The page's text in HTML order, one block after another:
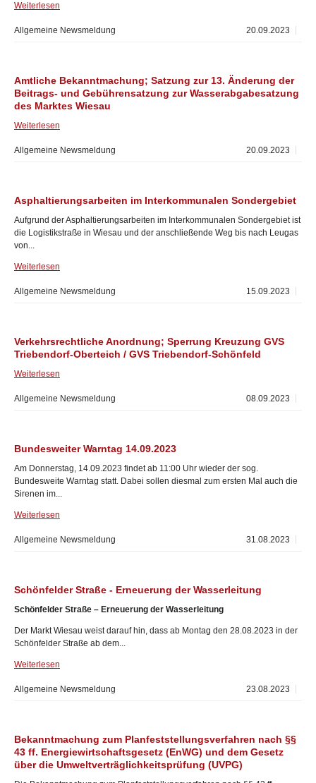
Weiterlesen
20.09.2023
Allgemeine Newsmeldung
Amtliche Bekanntmachung; Satzung zur 13. Änderung der
Beitrags- und Gebührensatzung zur Wasserabgabesatzung
des Marktes Wiesau
Weiterlesen
20.09.2023
Allgemeine Newsmeldung
Asphaltierungsarbeiten im Interkommunalen Sondergebiet
Aufgrund der Asphaltierungsarbeiten im Interkommunalen Sondergebiet ist
die Logistikstraße in Wiesau und der anschließende Weg bis nach Leugas
von...
Weiterlesen
15.09.2023
Allgemeine Newsmeldung
Verkehrsrechtliche Anordnung; Sperrung Kreuzung GVS
Triebendorf-Oberteich / GVS Triebendorf-Schönfeld
Weiterlesen
08.09.2023
Allgemeine Newsmeldung
Bundesweiter Warntag 14.09.2023
Am Donnerstag, 14.09.2023 findet ab 11:00 Uhr wieder der sog.
Bundesweite Warntag statt. Dabei sollen diesmal zum ersten Mal auch die
Sirenen im...
Weiterlesen
31.08.2023
Allgemeine Newsmeldung
Schönfelder Straße - Erneuerung der Wasserleitung
Schönfelder Straße – Erneuerung der Wasserleitung
Der Markt Wiesau weist darauf hin, dass ab Montag den 28.08.2023 in der
Schönfelder Straße ab dem...
Weiterlesen
23.08.2023
Allgemeine Newsmeldung
Bekanntmachung zum Planfeststellungsverfahren nach §§
43 ff. Energiewirtschaftsgesetz (EnWG) und dem Gesetz
über die Umweltverträglichkeitsprüfung (UVPG)